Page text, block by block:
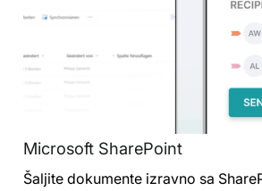
Microsoft SharePoint
Šaljite dokumente izravno sa